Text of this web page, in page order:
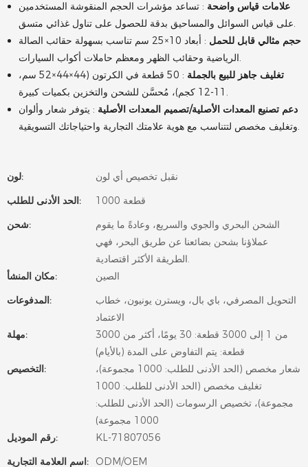
علامات قياس واضحة : تساعد مؤشرات الحجم المنقوشة المستخدمين
على قياس السوائل والمساحيق بدقة للحصول على تناول غذائي متسق.
حجم مثالي قابل للحمل
: أبعاد 10×25 سم تناسب بسهولة حقائب الصالة
الرياضية وحقائب الظهر ومعظم حاملات أكواب السيارات.
تغليف جاهز للبيع بالجملة
: 50 قطعة في الكرتون (44×44×52 سم،
11-12 كجم)، مُحسَّن للشحن والتخزين بكميات كبيرة.
دعم تصنيع المعدات الأصلية/تصميم المعدات الأصلية : يتوفر شعار وألوان
وتغليف مخصص لتتناسب مع هوية علامتك التجارية واحتياجاتك التسويقية.
لون:
نقبل تخصيص أي لون
الحد الأدنى للطلب:
1000 قطعة
شحن:
الشحن البحري والجوي والسريع، وعادةً ما يقوم
عملاؤنا بشحن بضائعنا عن طريق البحر، فهي
الطريقة الأكثر اقتصادية.
مكان المنشأ:
الصين
المدفوعات:
التحويل المصرفي، باي بال، ويسترن يونيون، خطاب
الاعتماد
مهلة:
من 1 إلى 3000 قطعة: 30 يومًا، أكثر من 3000
قطعة: يتم التفاوض على المدة (بالأيام)
التخصيص:
شعار مخصص (الحد الأدنى للطلب: 1000 مجموعة)،
تغليف مخصص (الحد الأدنى للطلب: 1000
مجموعة)، تخصيص الرسومات (الحد الأدنى للطلب:
1000 مجموعة)
رقم الموديل:
KL-71807056
اسم العلامة التجارية:
ODM/OEM